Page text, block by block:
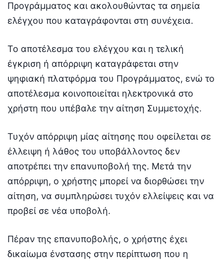
Προγράμματος και ακολουθώντας τα σημεία
ελέγχου που καταγράφονται στη συνέχεια.
Το αποτέλεσμα του ελέγχου και η τελική
έγκριση ή απόρριψη καταγράφεται στην
ψηφιακή πλατφόρμα του Προγράμματος, ενώ το
αποτέλεσμα κοινοποιείται ηλεκτρονικά στο
χρήστη που υπέβαλε την αίτηση Συμμετοχής.
Τυχόν απόρριψη μίας αίτησης που οφείλεται σε
έλλειψη ή λάθος του υποβάλλοντος δεν
αποτρέπει την επανυποβολή της. Μετά την
απόρριψη, ο χρήστης μπορεί να διορθώσει την
αίτηση, να συμπληρώσει τυχόν ελλείψεις και να
προβεί σε νέα υποβολή.
Πέραν της επανυποβολής, ο χρήστης έχει
δικαίωμα ένστασης στην περίπτωση που η